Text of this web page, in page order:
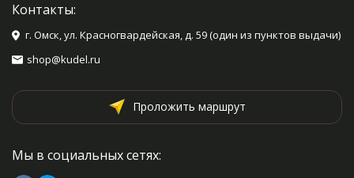
Контакты:
г. Омск, ул. Красногвардейская, д. 59 (один из пунктов выдачи)
shop@kudel.ru
Проложить маршрут
Мы в социальных сетях: